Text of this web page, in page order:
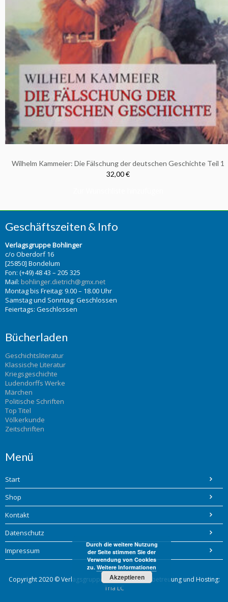
Wilhelm Kammeier: Die Fälschung der deutschen Geschichte Teil 1
32,00 €
Geschäftszeiten & Info
Verlagsgruppe Bohlinger
c/o Oberdorf 16
[25850] Bondelum
Fon: (+49) 48 43 – 205 325
Mail: bohlinger.dietrich@gmx.net
Montag bis Freitag: 9.00 – 18.00 Uhr
Samstag und Sonntag: Geschlossen
Feiertags: Geschlossen
Bücherladen
Geschichtsliteratur
Klassische Literatur
Kriegsgeschichte
Ludendorffs Werke
Märchen
Politische Schriften
Top Titel
Völkerkunde
Zeitschriften
Menü
Start
Shop
Kontakt
Datenschutz
Impressum
Copyright 2020 © Verlagsgruppe Bohlinger / Webbetreuung und Hosting:
Tria LC
Durch die weitere Nutzung
der Seite stimmen Sie der
Verwendung von Cookies
zu. Weitere Informationen
Akzeptieren